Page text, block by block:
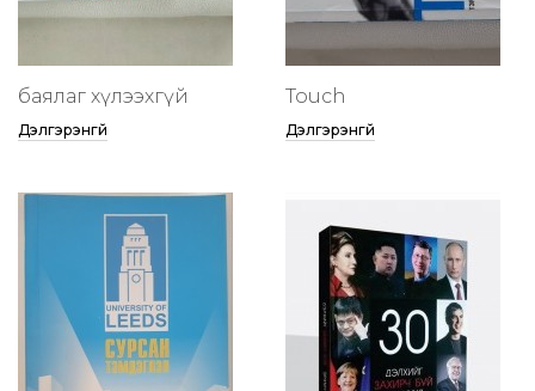
баялаг хүлээхгүй
Дэлгэрэнгүй
Touch
Дэлгэрэнгүй